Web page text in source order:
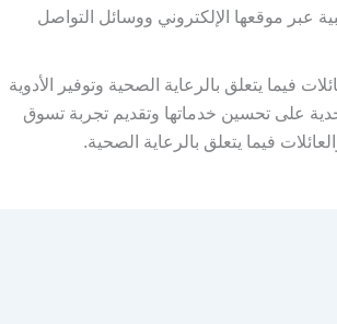
عبر موقعها الإلكتروني ووسائل التواصل
فيما يتعلق بالرعاية الصحية وتوفير الأدوية
على تحسين خدماتها وتقديم تجربة تسوق
فيما يتعلق بالرعاية الصحية.